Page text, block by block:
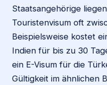
Staatsangehörige
Touristenvisum oft
Beispielsweise kostet
Indien für bis zu 30
ein E-Visum für die
Gültigkeit im ähnlichen